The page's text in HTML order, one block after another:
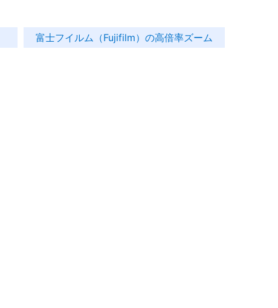
富士フイルム（Fujifilm）の高倍率ズーム